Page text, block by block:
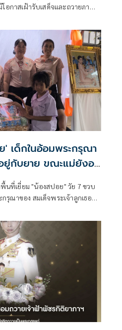
อกาสเฝ้ารับเสด็จและถวายภาพ
นใจเลือกเส้นทางชีวิตเป็น
เด็กในอ้อมพระกรุณา
ยู่กับยาย ขณะแม่ยังอยู่
ที่เยี่ยม "น้องสปอย" วัย 7 ขวบ
ณาของ สมเด็จพระเจ้าลูกเธอ